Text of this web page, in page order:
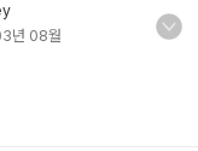
년 08월